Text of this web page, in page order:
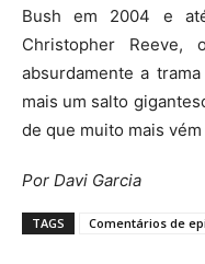
Bush em 2004 e
Christopher
absurdamente a
mais um salto
de que muito mais
Por Davi Garcia
TAGS Comentários de